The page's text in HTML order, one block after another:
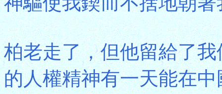
柏老走了，但他留給了
的人權精神有一天能在